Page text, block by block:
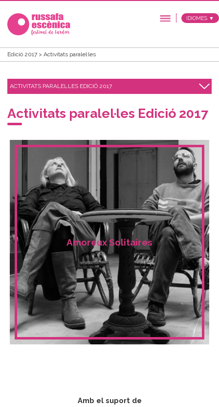
IDIOMES ▼
Edició 2017 > Activitats paralel·les
ACTIVITATS PARALEL·LES EDICIÓ 2017
Activitats paralel·les Edició 2017
Amoreux Solitaires
Amb el suport de